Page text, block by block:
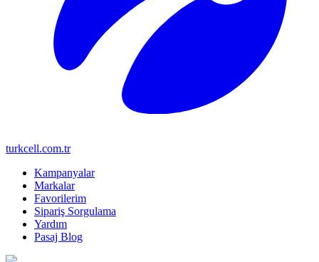
turkcell.com.tr
Kampanyalar
Markalar
Favorilerim
Sipariş Sorgulama
Yardım
Pasaj Blog